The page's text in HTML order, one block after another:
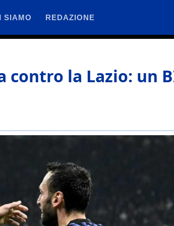
SIAMO REDAZIONE
contro la Lazio: un